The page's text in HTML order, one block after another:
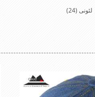
لئونی (24)